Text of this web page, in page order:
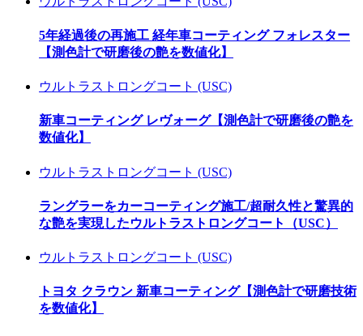
5年経過後の再施工 経年車コーティング フォレスター
【測色計で研磨後の艶を数値化】
ウルトラストロングコート (USC)
新車コーティング レヴォーグ【測色計で研磨後の艶を
数値化】
ウルトラストロングコート (USC)
ラングラーをカーコーティング施工/超耐久性と驚異的
な艶を実現したウルトラストロングコート（USC）
ウルトラストロングコート (USC)
トヨタ クラウン 新車コーティング【測色計で研磨技術
を数値化】